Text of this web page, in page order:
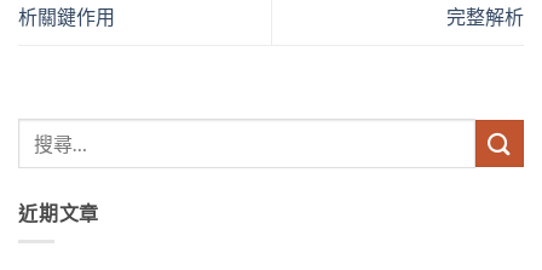
析關鍵作用
完整解析
近期文章